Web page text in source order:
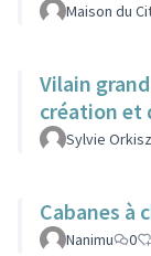
Maison du
Vilain
création et
Sylvie Orkisz
Cabanes à
Nanimu 0